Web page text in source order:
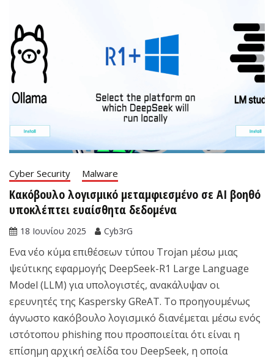
Cyber Security Malware
Κακόβουλο λογισμικό μεταμφιεσμένο σε AI βοηθό
υποκλέπτει ευαίσθητα δεδομένα
18 Ιουνίου 2025 Cyb3rG
Eνα νέο κύμα επιθέσεων τύπου Trojan μέσω μιας
ψεύτικης εφαρμογής DeepSeek-R1 Large Language
Model (LLM) για υπολογιστές, ανακάλυψαν οι
ερευνητές της Kaspersky GReAT. Το προηγουμένως
άγνωστο κακόβουλο λογισμικό διανέμεται μέσω ενός
ιστότοπου phishing που προσποιείται ότι είναι η
επίσημη αρχική σελίδα του DeepSeek, η οποία